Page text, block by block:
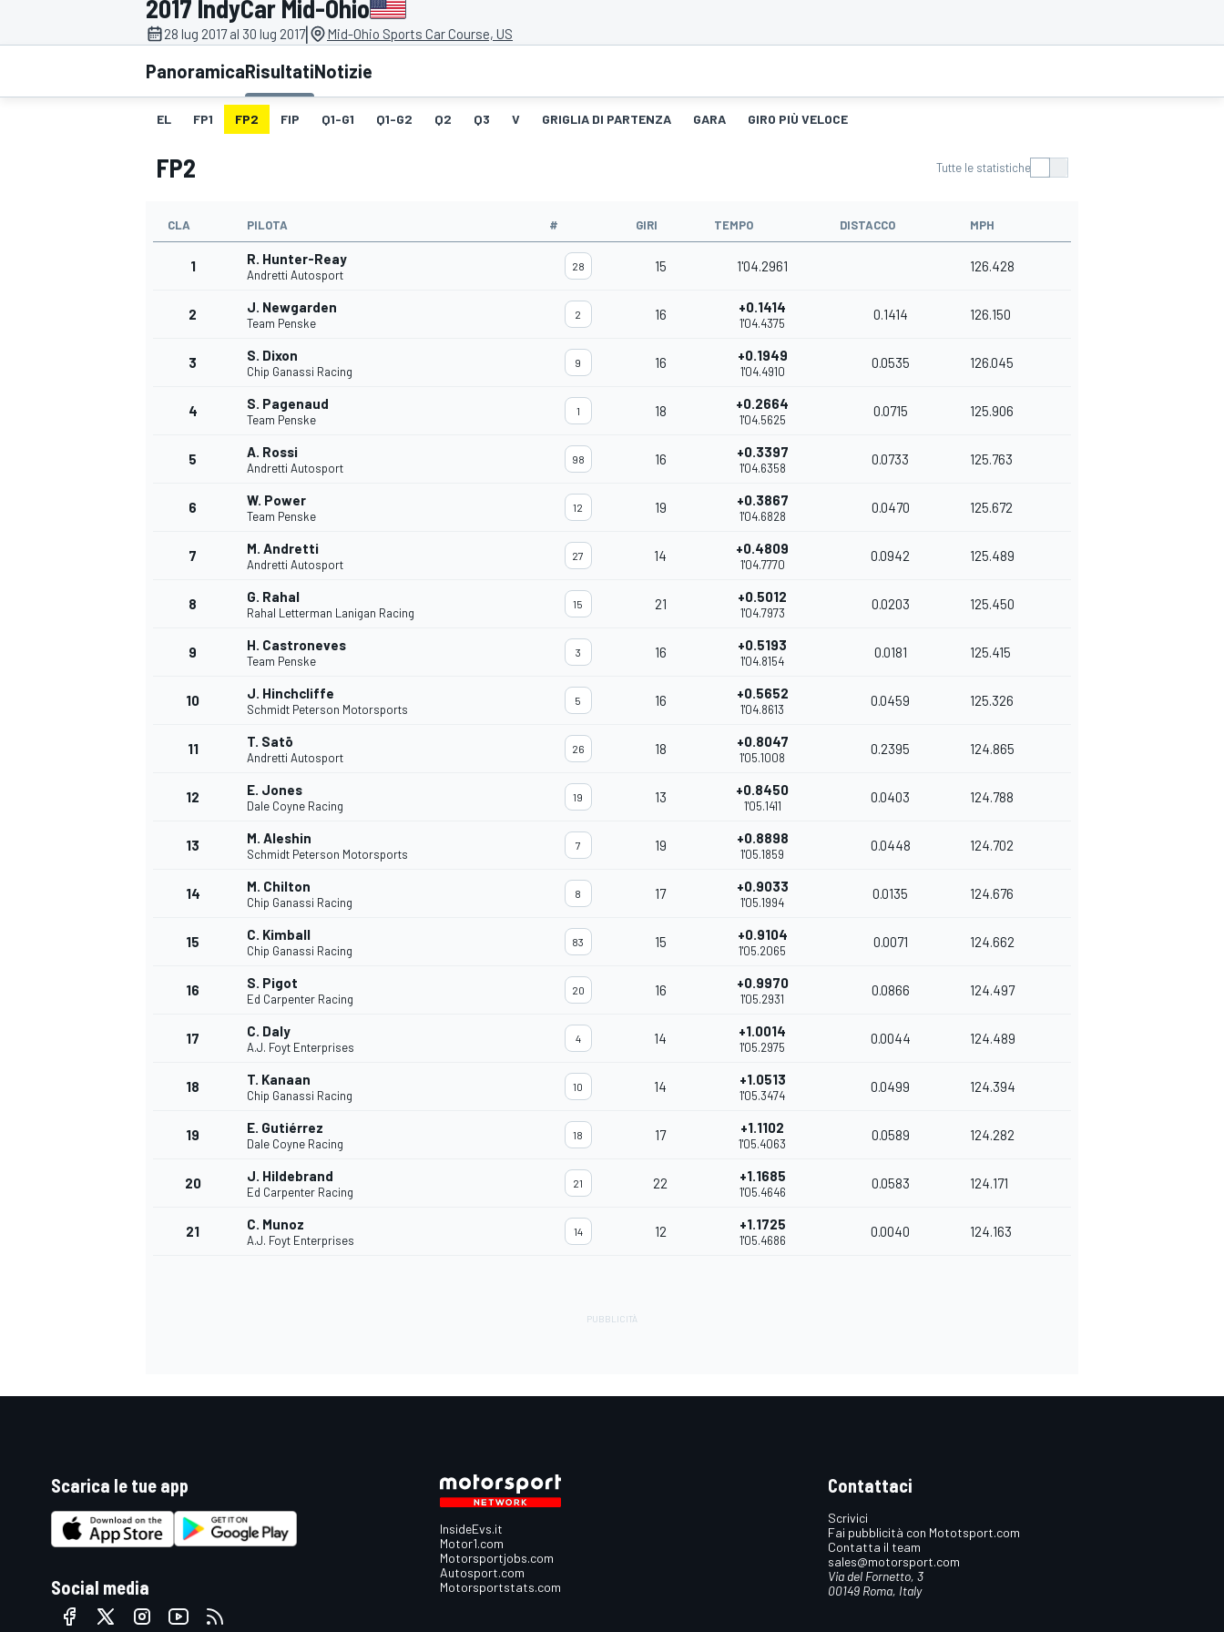
MOTOGP WEC
WRC
MONOPOSTO
ENDURANCE/GT
2017 IndyCar Mid-Ohio
28 lug 2017 al 30 lug 2017| Mid-Ohio Sports Car Course, US
PanoramicaRisultatiNotizie
EL FP1 FP2 FIP Q1-G1 Q1-G2 Q2 Q3 V GRIGLIA DI PARTENZA GARA GIRO PIÙ VELOCE
FP2 Tutte le statistiche
CLA PILOTA # GIRI TEMPO DISTACCO MPH
1 R. Hunter-Reay
Andretti Autosport
28 15 1'04.2961 126.428
2 J. Newgarden
Team Penske
2 16 +0.1414
1'04.4375
0.1414 126.150
3 S. Dixon
Chip Ganassi Racing
9 16 +0.1949
1'04.4910
0.0535 126.045
4 S. Pagenaud
Team Penske
1 18 +0.2664
1'04.5625
0.0715 125.906
5 A. Rossi
Andretti Autosport
98 16 +0.3397
1'04.6358
0.0733 125.763
6 W. Power
Team Penske
12 19 +0.3867
1'04.6828
0.0470 125.672
7 M. Andretti
Andretti Autosport
27 14 +0.4809
1'04.7770
0.0942 125.489
8 G. Rahal
Rahal Letterman Lanigan Racing
15 21 +0.5012
1'04.7973
0.0203 125.450
9 H. Castroneves
Team Penske
3 16 +0.5193
1'04.8154
0.0181 125.415
10 J. Hinchcliffe
Schmidt Peterson Motorsports
5 16 +0.5652
1'04.8613
0.0459 125.326
11 T. Satō
Andretti Autosport
26 18 +0.8047
1'05.1008
0.2395 124.865
12 E. Jones
Dale Coyne Racing
19 13 +0.8450
1'05.1411
0.0403 124.788
13 M. Aleshin
Schmidt Peterson Motorsports
7 19 +0.8898
1'05.1859
0.0448 124.702
14 M. Chilton
Chip Ganassi Racing
8 17 +0.9033
1'05.1994
0.0135 124.676
15 C. Kimball
Chip Ganassi Racing
83 15 +0.9104
1'05.2065
0.0071 124.662
16 S. Pigot
Ed Carpenter Racing
20 16 +0.9970
1'05.2931
0.0866 124.497
17 C. Daly
A.J. Foyt Enterprises
4 14 +1.0014
1'05.2975
0.0044 124.489
18 T. Kanaan
Chip Ganassi Racing
10 14 +1.0513
1'05.3474
0.0499 124.394
19 E. Gutiérrez
Dale Coyne Racing
18 17 +1.1102
1'05.4063
0.0589 124.282
20 J. Hildebrand
Ed Carpenter Racing
21 22 +1.1685
1'05.4646
0.0583 124.171
21 C. Munoz
A.J. Foyt Enterprises
14 12 +1.1725
1'05.4686
0.0040 124.163
Scarica le tue app
Social media
InsideEvs.it
Motor1.com
Motorsportjobs.com
Autosport.com
Motorsportstats.com
Contattaci
Scrivici
Fai pubblicità con Mototsport.com
Contatta il team
sales@motorsport.com
Via del Fornetto, 3
00149 Roma, Italy